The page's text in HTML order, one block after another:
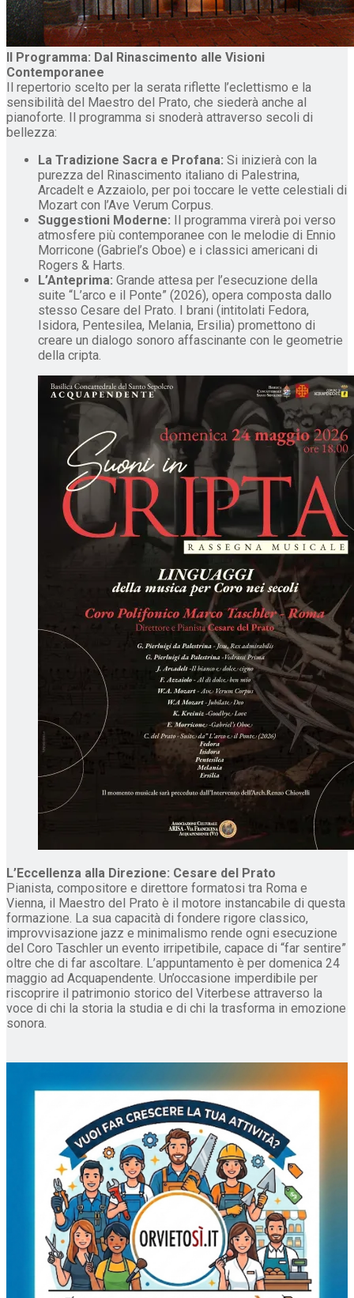
Il Programma: Dal Rinascimento alle Visioni
Contemporanee
Il repertorio scelto per la serata riflette l’eclettismo e la
sensibilità del Maestro del Prato, che siederà anche al
pianoforte. Il programma si snoderà attraverso secoli di
bellezza:
La Tradizione Sacra e Profana: Si inizierà con la
purezza del Rinascimento italiano di Palestrina,
Arcadelt e Azzaiolo, per poi toccare le vette celestiali di
Mozart con l’Ave Verum Corpus.
Suggestioni Moderne: Il programma virerà poi verso
atmosfere più contemporanee con le melodie di Ennio
Morricone (Gabriel’s Oboe) e i classici americani di
Rogers & Harts.
L’Anteprima: Grande attesa per l’esecuzione della
suite “L’arco e il Ponte” (2026), opera composta dallo
stesso Cesare del Prato. I brani (intitolati Fedora,
Isidora, Pentesilea, Melania, Ersilia) promettono di
creare un dialogo sonoro affascinante con le geometrie
della cripta.
L’Eccellenza alla Direzione: Cesare del Prato
Pianista, compositore e direttore formatosi tra Roma e
Vienna, il Maestro del Prato è il motore instancabile di questa
formazione. La sua capacità di fondere rigore classico,
improvvisazione jazz e minimalismo rende ogni esecuzione
del Coro Taschler un evento irripetibile, capace di “far sentire”
oltre che di far ascoltare. L’appuntamento è per domenica 24
maggio ad Acquapendente. Un’occasione imperdibile per
riscoprire il patrimonio storico del Viterbese attraverso la
voce di chi la storia la studia e di chi la trasforma in emozione
sonora.